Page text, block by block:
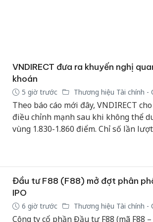
VNDIRECT đưa ra khuyến nghị
khoán
5 giờ trước Thương hiệu Tài chính -
Theo báo cáo mới đây, VNDIRECT
điều chỉnh mạnh sau khi không thể
vùng 1.830-1.860 điểm. Chỉ số lần
Đầu tư F88 (F88) mở đợt phân
IPO
6 giờ trước Thương hiệu Tài chính -
Công ty cổ phần Đầu tư F88 (mã F88